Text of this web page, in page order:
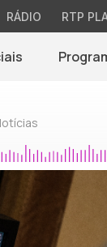
RÁDIO RTP